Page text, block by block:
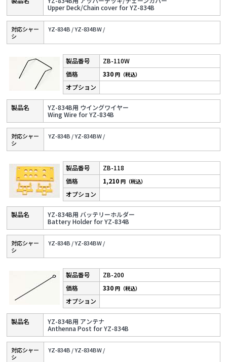
Upper Deck/Chain cover for YZ-834B
対応シャー
シ
YZ-834B /YZ-834BW /
ZB-110W
YZ-834B用 ウイングワイヤー
Wing Wire for YZ-834B
330円（税込）
対応シャー
シ
YZ-834B /YZ-834BW /
ZB-118
YZ-834B用 バッテリーホルダー
Battery Holder for YZ-834B
1,210円（税込）
対応シャー
シ
YZ-834B /YZ-834BW /
ZB-200
YZ-834B用 アンテナ
Anthenna Post for YZ-834B
330円（税込）
対応シャー
シ
YZ-834B /YZ-834BW /